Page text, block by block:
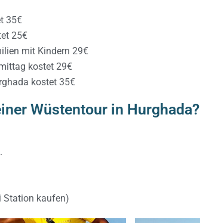
35€
25€
mit Kindern 29€
kostet 29€
kostet 35€
Wüstentour in Hurghada?
Station kaufen)